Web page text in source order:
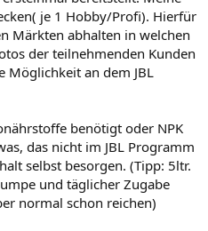
je 1 Hobby/Profi). Hierfür
Märkten abhalten in welchen
der teilnehmenden Kunden
Möglichkeit an dem JBL
benötigt oder NPK
das nicht im JBL Programm
selbst besorgen. (Tipp: 5ltr.
und täglicher Zugabe
normal schon reichen)